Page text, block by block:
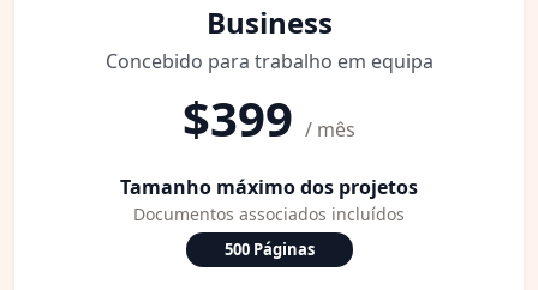
Business
Concebido para trabalho em equipa
$399 / mês
Tamanho máximo dos projetos
Documentos associados incluídos
500 Páginas